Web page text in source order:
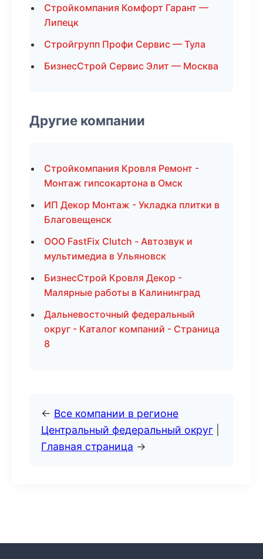
Стройкомпания Комфорт Гарант —
Липецк
Стройгрупп Профи Сервис — Тула
БизнесСтрой Сервис Элит — Москва
Другие компании
Стройкомпания Кровля Ремонт -
Монтаж гипсокартона в Омск
ИП Декор Монтаж - Укладка плитки в
Благовещенск
ООО FastFix Clutch - Автозвук и
мультимедиа в Ульяновск
БизнесСтрой Кровля Декор -
Малярные работы в Калининград
Дальневосточный федеральный
округ - Каталог компаний - Страница
8
← Все компании в регионе
Центральный федеральный округ
Главная страница →